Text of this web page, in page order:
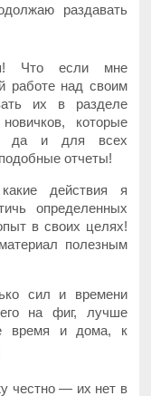
раздавать
Что если мне
работе над своим
их в разделе
которые
да и для всех
отчеты!
действия я
определенных
в своих целях!
полезным
сил и времени
на фиг, лучше
время и дома, к
честно — их нет в